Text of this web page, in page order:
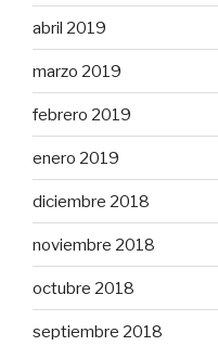
abril 2019
marzo 2019
febrero 2019
enero 2019
diciembre 2018
noviembre 2018
octubre 2018
septiembre 2018